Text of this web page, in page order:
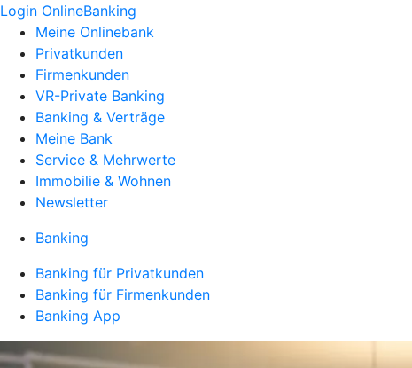
Login OnlineBanking
Meine Onlinebank
Privatkunden
Firmenkunden
VR-Private Banking
Banking & Verträge
Meine Bank
Service & Mehrwerte
Immobilie & Wohnen
Newsletter
Banking
Banking für Privatkunden
Banking für Firmenkunden
Banking App